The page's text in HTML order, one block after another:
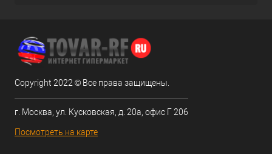
Copyright 2022 © Все права защищены.
г. Москва, ул. Кусковская, д. 20а, офис Г 206
Посмотреть на карте